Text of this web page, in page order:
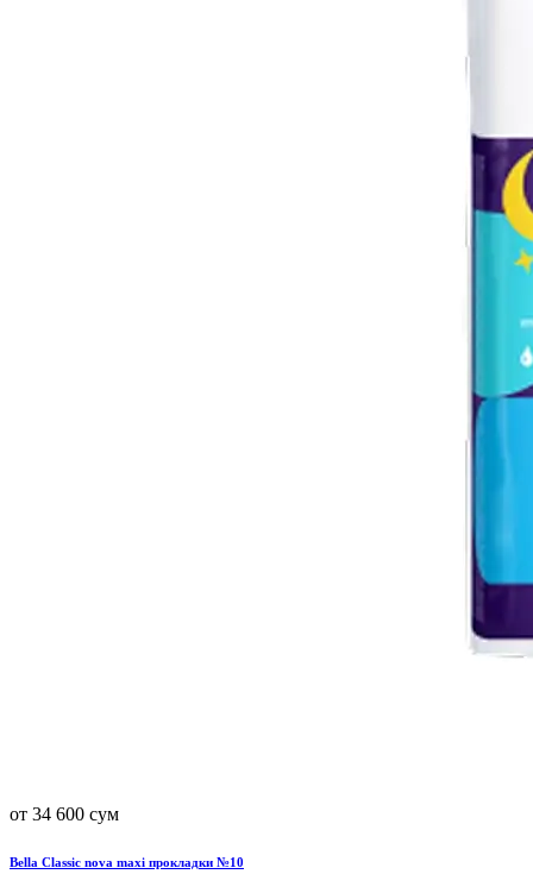
от 34 600 сум
Bella Classic nova maxi прокладки №10